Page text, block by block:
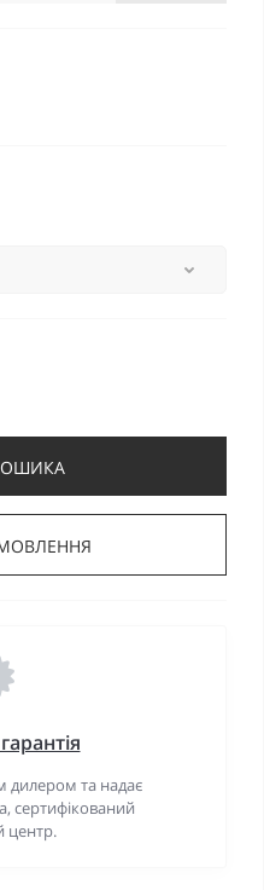
дилером та надає
сертифікований
центр.